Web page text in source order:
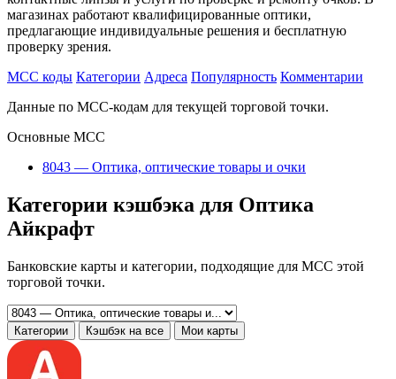
магазинах работают квалифицированные оптики,
предлагающие индивидуальные решения и бесплатную
проверку зрения.
MCC коды Категории Адреса Популярность Комментарии
Данные по MCC-кодам для текущей торговой точки.
Основные MCC
8043 — Оптика, оптические товары и очки
Категории кэшбэка для Оптика
Айкрафт
Банковские карты и категории, подходящие для MCC этой
торговой точки.
Категории Кэшбэк на все Мои карты